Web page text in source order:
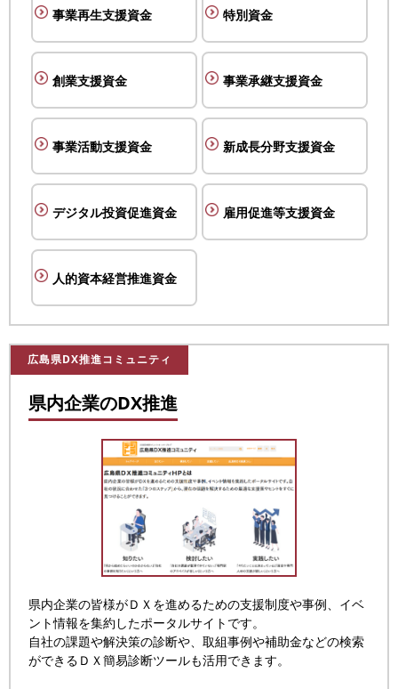
事業再生支援資金 特別資金
創業支援資金 事業承継支援資金
事業活動支援資金 新成長分野支援資金
デジタル投資促進資金 雇用促進等支援資金
人的資本経営推進資金
広島県DX推進コミュニティ
県内企業のDX推進
県内企業の皆様がＤＸを進めるための支援制度や事例、イベ
ント情報を集約したポータルサイトです。
自社の課題や解決策の診断や、取組事例や補助金などの検索
ができるＤＸ簡易診断ツールも活用できます。